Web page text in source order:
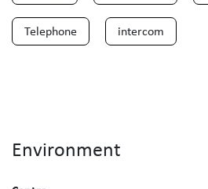
Telephone intercom
Environment